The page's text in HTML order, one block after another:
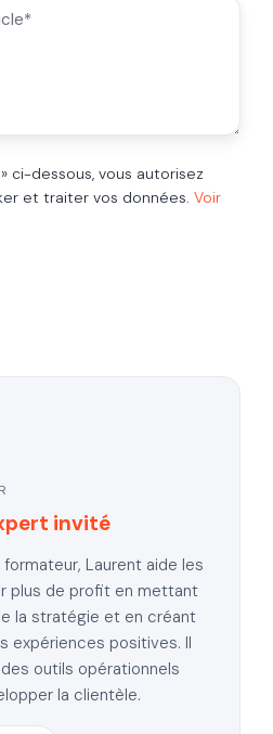
ci-dessous, vous autorisez
et traiter vos données. Voir
invité
Laurent aide les
plus de profit en mettant
la stratégie et en créant
expériences positives. Il
outils opérationnels
la clientèle.